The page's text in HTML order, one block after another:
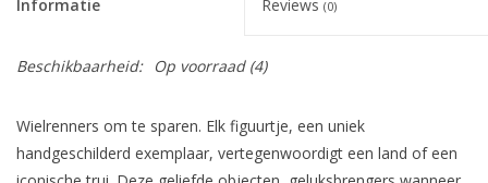
Informatie Reviews (0)
Beschikbaarheid: Op voorraad(4)
Wielrenners om te sparen. Elk figuurtje, een uniek
handgeschilderd exemplaar, vertegenwoordigt een land of een